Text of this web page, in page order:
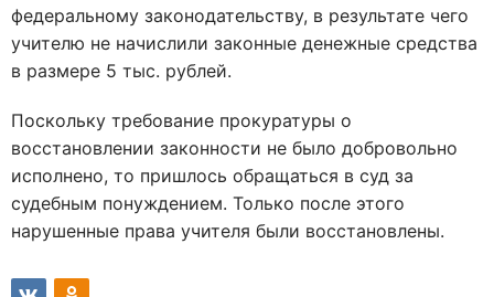
федеральному законодательству, в результате чего
учителю не начислили законные денежные средства
в размере 5 тыс. рублей.
Поскольку требование прокуратуры о
восстановлении законности не было добровольно
исполнено, то пришлось обращаться в суд за
судебным понуждением. Только после этого
нарушенные права учителя были восстановлены.